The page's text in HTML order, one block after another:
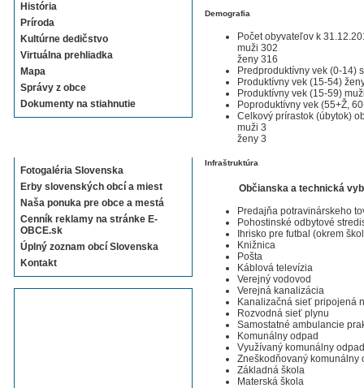
História
Príroda
Kultúrne dedičstvo
Virtuálna prehliadka
Mapa
Správy z obce
Dokumenty na stiahnutie
Fotogaléria Slovenska
Erby slovenských obcí a miest
Naša ponuka pre obce a mestá
Cenník reklamy na stránke E-
OBCE.sk
Úplný zoznam obcí Slovenska
Kontakt
Demografia
Počet obyvateľov k
muži 302
ženy 316
Predproduktívny vek (0-14)
Produktívny vek (15-54)
Produktívny vek (15-59)
Poproduktívny vek (55+Ž,
Celkový prírastok (úbytok)
muži 3
ženy 3
Infraštruktúra
Občianska a technická
Predajňa potravinárskeho
Pohostinské odbytové
Ihrisko pre futbal (okrem
Knižnica
Pošta
Káblová televízia
Verejný vodovod
Verejná kanalizácia
Kanalizačná sieť pripojená
Rozvodná sieť plynu
Samostatné ambulancie
Komunálny odpad
Využívaný komunálny odpad
Zneškodňovaný komunálny
Základná škola
Materská škola